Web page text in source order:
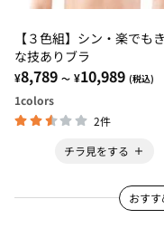
【３色組】シン・楽でも
な技ありブラ
¥8,789 ～ ¥10,989 (税込)
1colors
2件
チラ見をする
おす